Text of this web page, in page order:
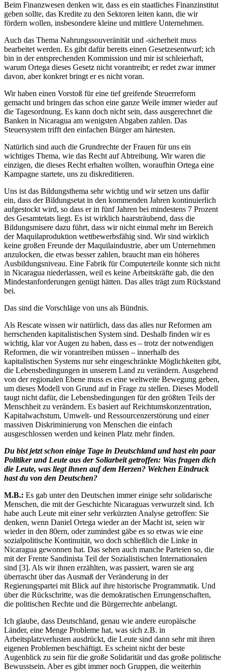
Beim Finanzwesen denken wir, dass es ein staatliches Finanzinstitut
geben sollte, das Kredite zu den Sektoren leiten kann, die wir
fördern wollen, insbesondere kleine und mittlere Unternehmen.
Auch das Thema Nahrungssouveränität und -sicherheit muss
bearbeitet werden. Es gibt dafür bereits einen Gesetzesentwurf; ich
bin in der entsprechenden Kommission und mir ist schleierhaft,
warum Ortega dieses Gesetz nicht vorantreibt; er redet zwar immer
davon, aber konkret bringt er es nicht voran.
Wir haben einen Vorstoß für eine tief greifende Steuerreform
gemacht und bringen das schon eine ganze Weile immer wieder auf
die Tagesordnung. Es kann doch nicht sein, dass ausgerechnet die
Banken in Nicaragua am wenigsten Abgaben zahlen. Das
Steuersystem trifft den einfachen Bürger am härtesten.
Natürlich sind auch die Grundrechte der Frauen für uns ein
wichtiges Thema, wie das Recht auf Abtreibung. Wir waren die
einzigen, die dieses Recht erhalten wollten, woraufhin Ortega eine
Kampagne startete, uns zu diskreditieren.
Uns ist das Bildungsthema sehr wichtig und wir setzen uns dafür
ein, dass der Bildungsetat in den kommenden Jahren kontinuierlich
aufgestockt wird, so dass er in fünf Jahren bei mindestens 7 Prozent
des Gesamtetats liegt. Es ist wirklich haarsträubend, dass die
Bildungsmisere dazu führt, dass wir nicht einmal mehr im Bereich
der Maquilaproduktion wettbewerbsfähig sind. Wir sind wirklich
keine großen Freunde der Maquilaindustrie, aber um Unternehmen
anzulocken, die etwas besser zahlen, braucht man ein höheres
Ausbildungsniveau. Eine Fabrik für Computerteile konnte sich nicht
in Nicaragua niederlassen, weil es keine Arbeitskräfte gab, die den
Mindestanforderungen genügt hätten. Das alles trägt zum Rückstand
bei.
Das sind die Vorschläge von uns als Bündnis.
Als Rescate wissen wir natürlich, dass das alles nur Reformen am
herrschenden kapitalistischen System sind. Deshalb finden wir es
wichtig, klar vor Augen zu haben, dass es – trotz der notwendigen
Reformen, die wir vorantreiben müssen – innerhalb des
kapitalistischen Systems nur sehr eingeschränkte Möglichkeiten gibt,
die Lebensbedingungen in unserem Land zu verändern. Ausgehend
von der regionalen Ebene muss es eine weltweite Bewegung geben,
um dieses Modell von Grund auf in Frage zu stellen. Dieses Modell
taugt nicht dafür, die Lebensbedingungen für den größten Teils der
Menschheit zu verändern. Es basiert auf Reichtumskonzentration,
Kapitalwachstum, Umwelt- und Ressourcenzerstörung und einer
massiven Diskriminierung von Menschen die einfach
ausgeschlossen werden und keinen Platz mehr finden.
Du bist jetzt schon einige Tage in Deutschland und hast ein paar
Politiker und Leute aus der Soliarbeit getroffen: Was fragen dich
die Leute, was liegt ihnen auf dem Herzen? Welchen Eindruck
hast du von den Deutschen?
M.B.: Es gab unter den Deutschen immer einige sehr solidarische
Menschen, die mit der Geschichte Nicaraguas verwurzelt sind. Ich
habe auch Leute mit einer sehr verkürzten Analyse getroffen: Sie
denken, wenn Daniel Ortega wieder an der Macht ist, seien wir
wieder in den 80ern, oder zumindest gäbe es so etwas wie eine
sozialpolitische Kontinuität, wo doch schließlich die Linke in
Nicaragua gewonnen hat. Das sehen auch manche Parteien so, die
mit der Frente Sandinista Teil der Sozialistischen Internationalen
sind [3]. Als wir ihnen erzählten, was passiert, waren sie arg
überrascht über das Ausmaß der Veränderung in der
Regierungspartei mit Blick auf ihre historische Programmatik. Und
über die Rückschritte, was die demokratischen Errungenschaften,
die politischen Rechte und die Bürgerrechte anbelangt.
Ich glaube, dass Deutschland, genau wie andere europäische
Länder, eine Menge Probleme hat, was sich z.B. in
Arbeitsplatzverlusten ausdrückt, die Leute sind dann sehr mit ihren
eigenen Problemen beschäftigt. Es scheint nicht der beste
Augenblick zu sein für die große Solidarität und das große politische
Bewusstsein. Aber es gibt immer noch Gruppen, die weiterhin